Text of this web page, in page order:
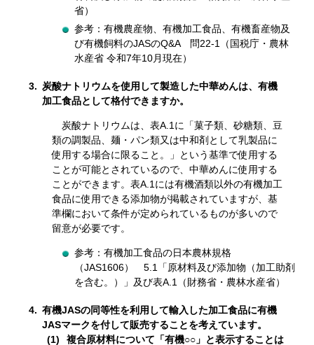
省）
参考：有機農産物、有機加工食品、有機畜産物及
び有機飼料のJASのQ&A 問22-1（国税庁・農林
水産省 令和7年10月現在）
3. 炭酸ナトリウムを使用して製造した中華めんは、有機
加工食品として格付できますか。
炭酸ナトリウムは、表A.1に「菓子類、砂糖類、豆
類の調製品、麺・パン類又は中和剤として乳製品に
使用する場合に限ること。」という基準で使用する
ことが可能とされているので、中華めんに使用する
ことができます。表A.1には有機酒類以外の有機加工
食品に使用できる添加物が掲載されていますが、基
準欄において条件が定められているものが多いので
留意が必要です。
参考：有機加工食品の日本農林規格
（JAS1606） 5.1「原材料及び添加物（加工助剤
を含む。）」及び表A.1（財務省・農林水産省）
4. 有機JASの同等性を利用して輸入した加工食品に有機
JASマークを付して販売することを考えています。
複合原材料について「有機○○」と表示することは